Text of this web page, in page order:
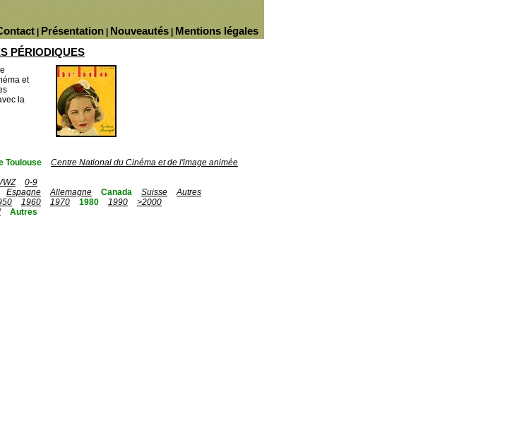
Mentions légales
Nouveautés
Présentation
PÉRIODIQUES
et
la
Toulouse
Centre National du Cinéma et de l'image animée
0-9
Espagne Allemagne Canada Suisse
Autres
1960 1970 1980 1990
>2000
Autres